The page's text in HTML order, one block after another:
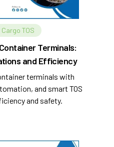
TOS
Terminals:
and Efficiency
terminals with
and smart TOS
and safety.